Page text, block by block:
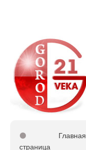
⚫
Главная
страница